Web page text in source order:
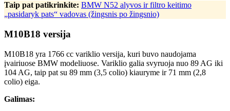
Taip pat patikrinkite: BMW N52 alyvos ir filtro keitimo
„pasidaryk pats“ vadovas (žingsnis po žingsnio)
M10B18 versija
M10B18 yra 1766 cc variklio versija, kuri buvo naudojama
įvairiuose BMW modeliuose. Variklio galia svyruoja nuo 89 AG iki
104 AG, taip pat su 89 mm (3,5 colio) kiauryme ir 71 mm (2,8
colio) eiga.
Galimas: